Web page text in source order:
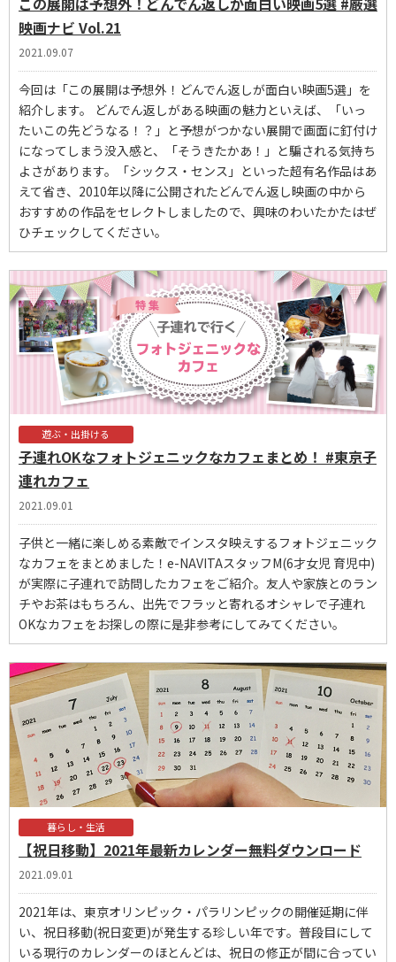
映画ナビ Vol.21
2021.09.07
今回は「この展開は予想外！どんでん返しが面白い映画5選」を
紹介します。 どんでん返しがある映画の魅力といえば、「いっ
たいこの先どうなる！？」と予想がつかない展開で画面に釘付け
になってしまう没入感と、「そうきたかあ！」と騙される気持ち
よさがあります。「シックス・センス」といった超有名作品はあ
えて省き、2010年以降に公開されたどんでん返し映画の中から
おすすめの作品をセレクトしましたので、興味のわいたかたはぜ
ひチェックしてください。
遊ぶ・出掛ける
子連れOKなフォトジェニックなカフェまとめ！ #東京子
連れカフェ
2021.09.01
子供と一緒に楽しめる素敵でインスタ映えするフォトジェニック
なカフェをまとめました！e-NAVITAスタッフM(6才女児 育児中)
が実際に子連れで訪問したカフェをご紹介。友人や家族とのラン
チやお茶はもちろん、出先でフラッと寄れるオシャレで子連れ
OKなカフェをお探しの際に是非参考にしてみてください。
暮らし・生活
【祝日移動】2021年最新カレンダー無料ダウンロード
2021.09.01
2021年は、東京オリンピック・パラリンピックの開催延期に伴
い、祝日移動(祝日変更)が発生する珍しい年です。普段目にして
いる現行のカレンダーのほとんどは、祝日の修正が間に合ってい